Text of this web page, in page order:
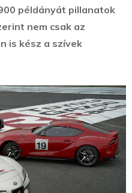
példányát pillanatok
nem csak az
is kész a szívek